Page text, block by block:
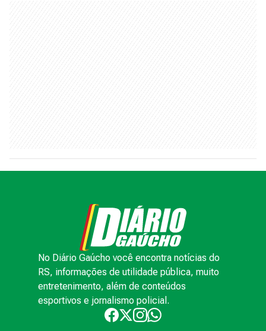
No Diário Gaúcho você encontra notícias do
RS, informações de utilidade pública, muito
entretenimento, além de conteúdos
esportivos e jornalismo policial.